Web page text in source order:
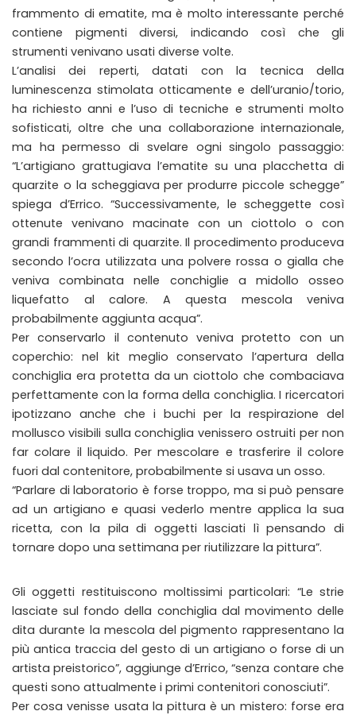
frammento di ematite, ma è molto interessante perché
contiene pigmenti diversi, indicando così che gli
strumenti venivano usati diverse volte.
L’analisi dei reperti, datati con la tecnica della
luminescenza stimolata otticamente e dell’uranio/torio,
ha richiesto anni e l’uso di tecniche e strumenti molto
sofisticati, oltre che una collaborazione internazionale,
ma ha permesso di svelare ogni singolo passaggio:
“L’artigiano grattugiava l’ematite su una placchetta di
quarzite o la scheggiava per produrre piccole schegge”
spiega d’Errico. “Successivamente, le scheggette così
ottenute venivano macinate con un ciottolo o con
grandi frammenti di quarzite. Il procedimento produceva
secondo l’ocra utilizzata una polvere rossa o gialla che
veniva combinata nelle conchiglie a midollo osseo
liquefatto al calore. A questa mescola veniva
probabilmente aggiunta acqua”.
Per conservarlo il contenuto veniva protetto con un
coperchio: nel kit meglio conservato l’apertura della
conchiglia era protetta da un ciottolo che combaciava
perfettamente con la forma della conchiglia. I ricercatori
ipotizzano anche che i buchi per la respirazione del
mollusco visibili sulla conchiglia venissero ostruiti per non
far colare il liquido. Per mescolare e trasferire il colore
fuori dal contenitore, probabilmente si usava un osso.
“Parlare di laboratorio è forse troppo, ma si può pensare
ad un artigiano e quasi vederlo mentre applica la sua
ricetta, con la pila di oggetti lasciati lì pensando di
tornare dopo una settimana per riutilizzare la pittura”.
Gli oggetti restituiscono moltissimi particolari: “Le strie
lasciate sul fondo della conchiglia dal movimento delle
dita durante la mescola del pigmento rappresentano la
più antica traccia del gesto di un artigiano o forse di un
artista preistorico”, aggiunge d’Errico, “senza contare che
questi sono attualmente i primi contenitori conosciuti”.
Per cosa venisse usata la pittura è un mistero: forse era